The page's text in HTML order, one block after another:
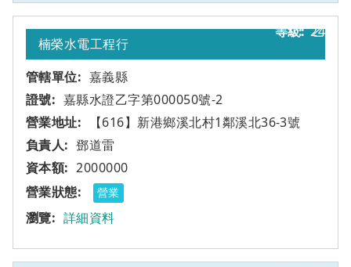
24
楠榮水電工程行
嘉義縣
嘉縣水證乙字第000050號-2
【616】新港鄉溪北村1鄰溪北36-3號
乙
鄧道雷
2000000
營業
詳細資料